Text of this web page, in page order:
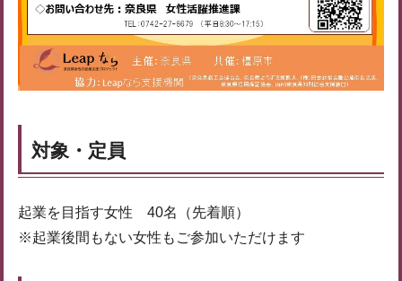
対象・定員
起業を目指す女性 40名（先着順）
※起業後間もない女性もご参加いただけます